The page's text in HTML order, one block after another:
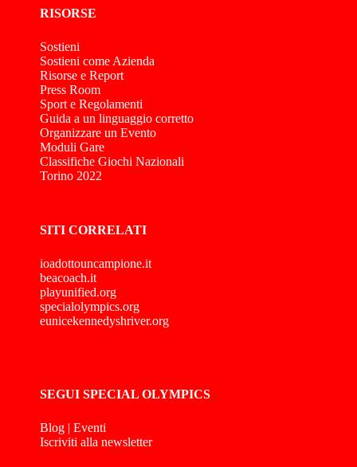
RISORSE
Sostieni
Sostieni come Azienda
Risorse e Report
Press Room
Sport e Regolamenti
Guida a un linguaggio corretto
Organizzare un Evento
Moduli Gare
Classifiche Giochi Nazionali
Torino 2022
SITI CORRELATI
ioadottouncampione.it
beacoach.it
playunified.org
specialolympics.org
eunicekennedyshriver.org
SEGUI SPECIAL OLYMPICS
Blog | Eventi
Iscriviti alla newsletter